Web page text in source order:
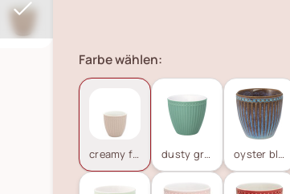
Farbe wählen:
creamy fudge dusty green oyster blue